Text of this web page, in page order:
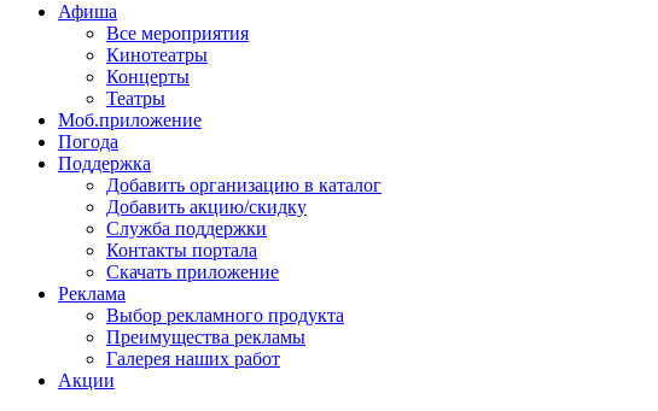
Афиша
Все мероприятия
Кинотеатры
Концерты
Театры
Моб.приложение
Погода
Поддержка
Добавить организацию в каталог
Добавить акцию/скидку
Служба поддержки
Контакты портала
Скачать приложение
Реклама
Выбор рекламного продукта
Преимущества рекламы
Галерея наших работ
Акции